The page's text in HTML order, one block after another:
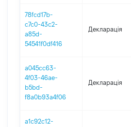
78fcd17b-
c7c0-43c2-
a85d-
54541f0df416
Декларація
a045cc63-
4f03-46ae-
b5bd-
f8a0b93a4f06
Декларація
a1c92c12-